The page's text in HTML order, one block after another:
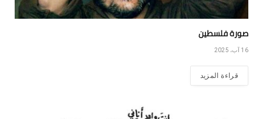
صورة فلسطين
16 آب، 2025
قراءة المزيد